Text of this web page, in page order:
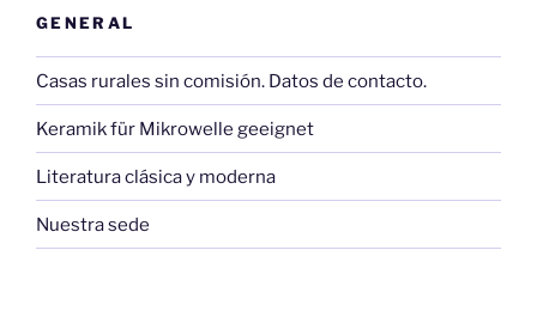
GENERAL
Casas rurales sin comisión. Datos de contacto.
Keramik für Mikrowelle geeignet
Literatura clásica y moderna
Nuestra sede